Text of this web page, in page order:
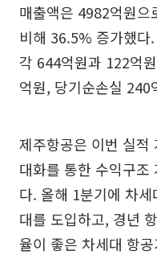
매출액은 4982억원
비해 36.5% 증가했다
각 644억원과 122억
억원, 당기순손실 240
제주항공은 이번 실적
대화를 통한 수익구조
다. 올해 1분기에 차
대를 도입하고, 경년
율이 좋은 차세대 항